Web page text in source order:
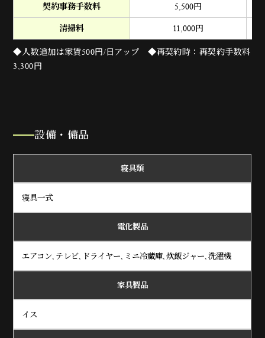
契約事務手数料 5,500円
清掃料 11,000円
◆人数追加は家賃500円/日アップ ◆再契約時：再契約手数料
3,300円
設備・備品
寝具類
寝具一式
電化製品
エアコン, テレビ, ドライヤー, ミニ冷蔵庫, 炊飯ジャー, 洗濯機
家具製品
イス